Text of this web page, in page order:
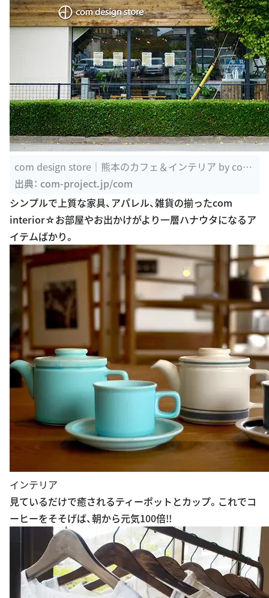
com design store｜熊本のカフェ＆インテリア by com
-haus
出典： com-project.jp/com
シンプルで上質な家具、アパレル、雑貨の揃ったcom
interior☆お部屋やお出かけがより一層ハナウタになるア
イテムばかり。
インテリア
見ているだけで癒されるティーポットとカップ。これでコ
ーヒーをそそげば、朝から元気100倍!!